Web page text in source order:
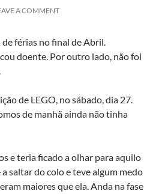
A COMMENT
férias no final de Abril.
doente. Por outro lado, não foi
de LEGO, no sábado, dia 27.
de manhã ainda não tinha
e teria ficado a olhar para aquilo
saltar do colo e teve algum medo
maiores que ela. Anda na fase